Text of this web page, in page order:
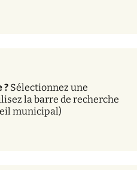
? Sélectionnez une
la barre de recherche
municipal)